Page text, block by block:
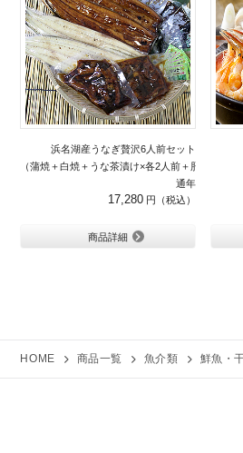
浜名湖産うなぎ贅沢6人前セット
（蒲焼＋白焼＋うな茶漬け×各2人前＋肝焼き100g
通年
17,280
商品詳細
HOME 商品一覧 魚介類 鮮魚・